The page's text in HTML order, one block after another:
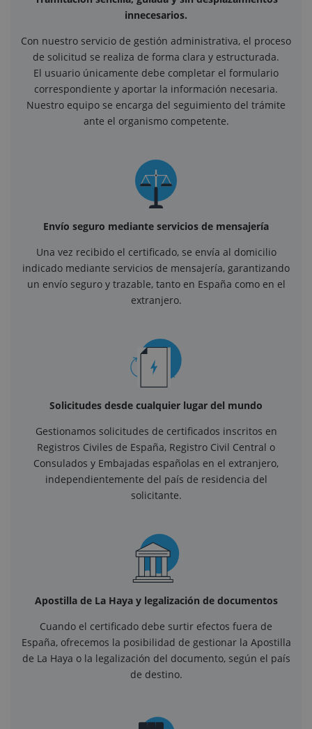
innecesarios.
Con nuestro servicio de gestión administrativa, el proceso
de solicitud se realiza de forma clara y estructurada.
El usuario únicamente debe completar el formulario
correspondiente y aportar la información necesaria.
Nuestro equipo se encarga del seguimiento del trámite
ante el organismo competente.
Envío seguro mediante servicios de mensajería
Una vez recibido el certificado, se envía al domicilio
indicado mediante servicios de mensajería, garantizando
un envío seguro y trazable, tanto en España como en el
extranjero.
Solicitudes desde cualquier lugar del mundo
Gestionamos solicitudes de certificados inscritos en
Registros Civiles de España, Registro Civil Central o
Consulados y Embajadas españolas en el extranjero,
independientemente del país de residencia del
solicitante.
Apostilla de La Haya y legalización de documentos
Cuando el certificado debe surtir efectos fuera de
España, ofrecemos la posibilidad de gestionar la Apostilla
de La Haya o la legalización del documento, según el país
de destino.